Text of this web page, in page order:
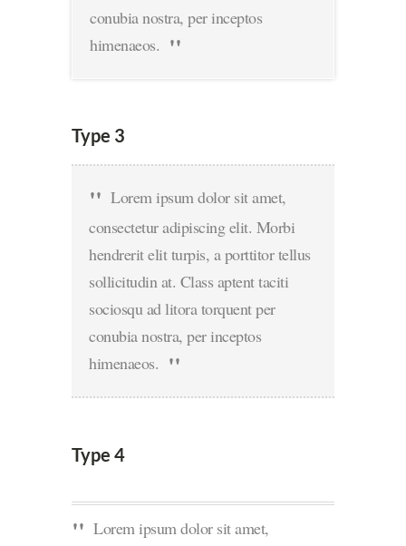
conubia nostra, per inceptos
himenaeos.
Type 3
Lorem ipsum dolor sit amet,
consectetur adipiscing elit. Morbi
hendrerit elit turpis, a porttitor tellus
sollicitudin at. Class aptent taciti
sociosqu ad litora torquent per
conubia nostra, per inceptos
himenaeos.
Type 4
Lorem ipsum dolor sit amet,